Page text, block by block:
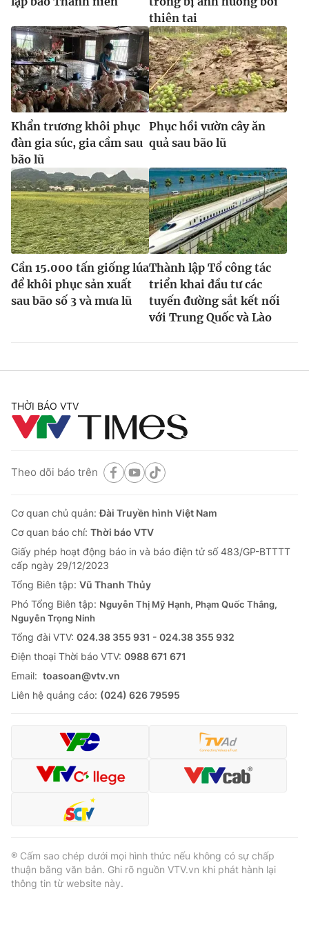
Ðiện thoại Thời báo VTV:
024.66 897 897
Email:toasoan@vtv.vn
Liên hệ quảng cáo:024-7300.7108
® Cấm sao chép dưới mọi hình thức nếu không có sự chấp
thuận bằng văn bản. Ghi rõ nguồn VTV.vn khi phát hành lại
thông tin từ website này.
thiên tai
Khẩn trương khôi phục
đàn gia súc, gia cầm sau
bão lũ
Phục hồi vườn cây ăn
quả sau bão lũ
Cần 15.000 tấn giống lúa
để khôi phục sản xuất
sau bão số 3 và mưa lũ
Thành lập Tổ công tác
triển khai đầu tư các
tuyến đường sắt kết nối
với Trung Quốc và Lào
THỜI BÁO VTV
Theo dõi báo trên
Cơ quan chủ quản:Đài Truyền hình Việt Nam
Cơ quan báo chí: Thời báo VTV
Giấy phép hoạt động báo in và báo điện tử số 483/GP-BTTTT
cấp ngày 29/12/2023
Tổng Biên tập: Vũ Thanh Thủy
Phó Tổng Biên tập: Nguyễn Thị Mỹ Hạnh, Phạm Quốc Thắng,
Nguyễn Trọng Ninh
Tổng đài VTV: 024.38 355 931 - 024.38 355 932
Ðiện thoại Thời báo VTV: 0988 671 671
Email: toasoan@vtv.vn
Liên hệ quảng cáo: (024) 626 79595
® Cấm sao chép dưới mọi hình thức nếu không có sự chấp
thuận bằng văn bản. Ghi rõ nguồn VTV.vn khi phát hành lại
thông tin từ website này.